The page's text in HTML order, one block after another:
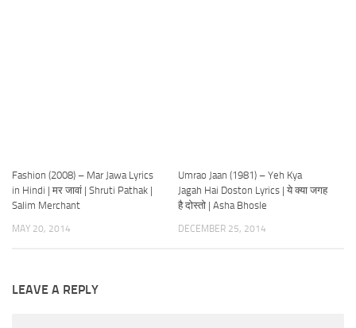
Fashion (2008) – Mar Jawa Lyrics
in Hindi | मर जावां | Shruti Pathak |
Salim Merchant
MAY 20, 2014
Umrao Jaan (1981) – Yeh Kya
Jagah Hai Doston Lyrics | ये क्या जगह
है दोस्तो | Asha Bhosle
DECEMBER 25, 2014
LEAVE A REPLY